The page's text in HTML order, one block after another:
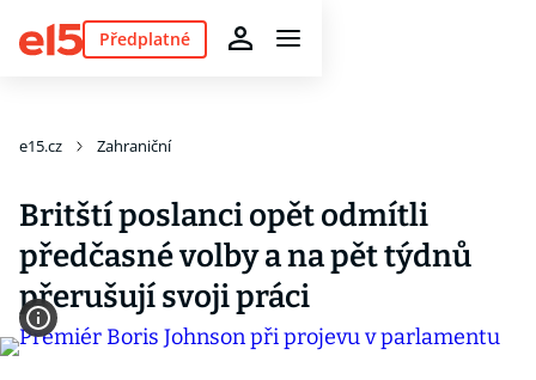
Předplatné
e15.cz Zahraniční
Britští poslanci opět odmítli
předčasné volby a na pět týdnů
přerušují svoji práci